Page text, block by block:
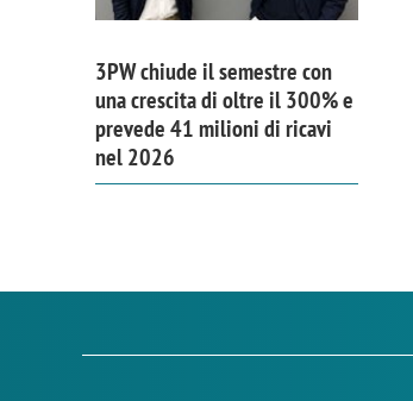
3PW chiude il semestre con
una crescita di oltre il 300% e
prevede 41 milioni di ricavi
nel 2026